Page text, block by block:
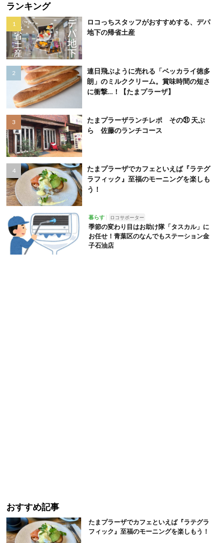
ランキング
ロコっちスタッフがおすすめする、デパ
地下の帰省土産
連日飛ぶように売れる「ベッカライ徳多
朗」のミルククリーム。賞味時間の短さ
に衝撃…！【たまプラーザ】
たまプラーザランチレポ その㉛ 天ぷ
ら 佐藤のランチコース
たまプラーザでカフェといえば『ラテグ
ラフィック』至福のモーニングを楽しも
う！
暮らす ロコサポーター
季節の変わり目はお助け隊「タスカル」に
お任せ！青葉区のなんでもステーション金
子石油店
おすすめ記事
たまプラーザでカフェといえば『ラテグラ
フィック』至福のモーニングを楽しもう！